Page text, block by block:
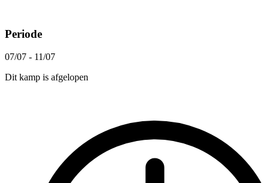
Periode
07/07 - 11/07
Dit kamp is afgelopen